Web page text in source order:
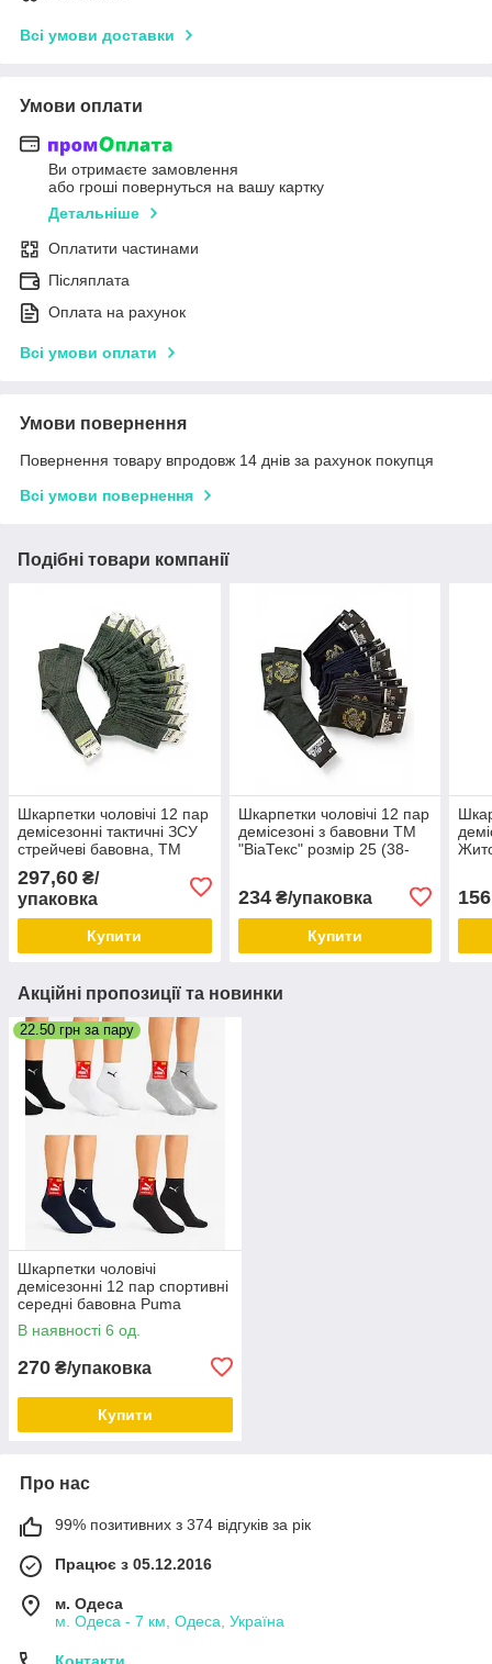
Всі умови доставки
Умови оплати
Ви отримаєте замовлення
або гроші повернуться на вашу картку
Детальніше
Оплатити частинами
Післяплата
Оплата на рахунок
Всі умови оплати
Умови повернення
Повернення товару впродовж 14 днів за рахунок покупця
Всі умови повернення
Подібні товари компанії
Шкарпетки чоловічі 12 пар
демісезонні тактичні ЗСУ
стрейчеві бавовна, ТМ
темне хакі
297,60 ₴/
упаковка
Купити
Шкарпетки чоловічі 12 пар
демісезоні з бавовни ТМ
"ВіаТекс" розмір 25 (38-
234₴/упаковка
Купити
156
Акційні пропозиції та новинки
22.50 грн за пару
Шкарпетки чоловічі
демісезонні 12 пар спортивні
середні бавовна Puma
Туреччина розмір 41-44 мікс
кольорів
В наявності 6 од.
270 ₴/упаковка
Купити
Про нас
99% позитивних з 374 відгуків за рік
Працює з 05.12.2016
м. Одеса
м. Одеса - 7 км, Одеса, Україна
Контакти